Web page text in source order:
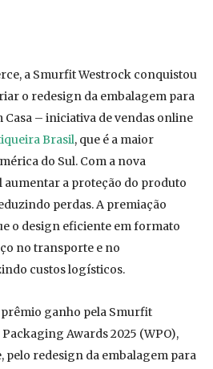
a Smurfit Westrock conquistou
o redesign da embalagem para
Casa – iniciativa de vendas online
Brasil, que é a maior
do Sul. Com a nova
aumentar a proteção do produto
perdas. A premiação
o design eficiente em formato
no transporte e no
custos logísticos.
ganho pela Smurfit
Awards 2025 (WPO),
pelo redesign da embalagem para